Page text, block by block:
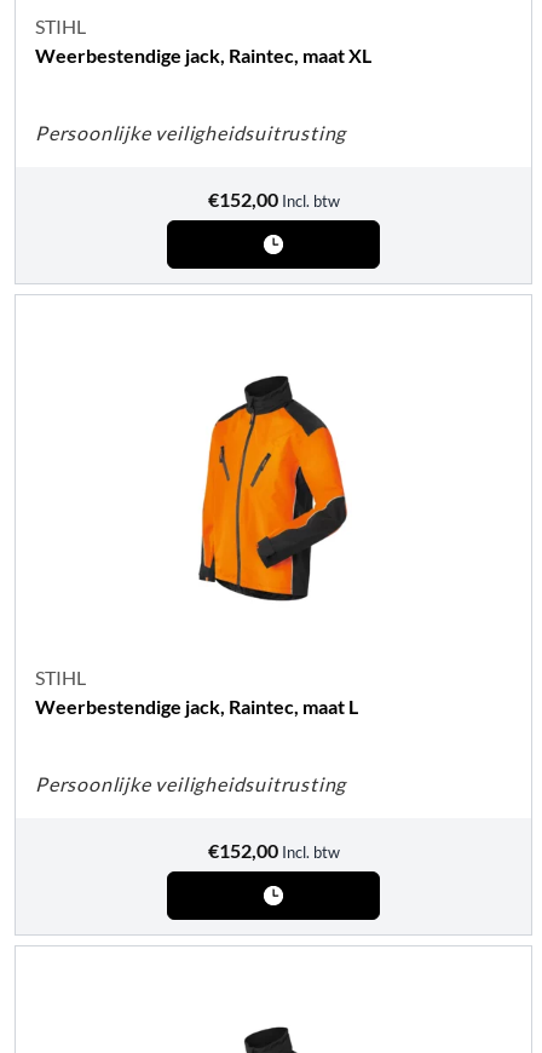
STIHL
Weerbestendige jack, Raintec, maat XL
Persoonlijke veiligheidsuitrusting
€152,00 Incl. btw
STIHL
Weerbestendige jack, Raintec, maat L
Persoonlijke veiligheidsuitrusting
€152,00 Incl. btw